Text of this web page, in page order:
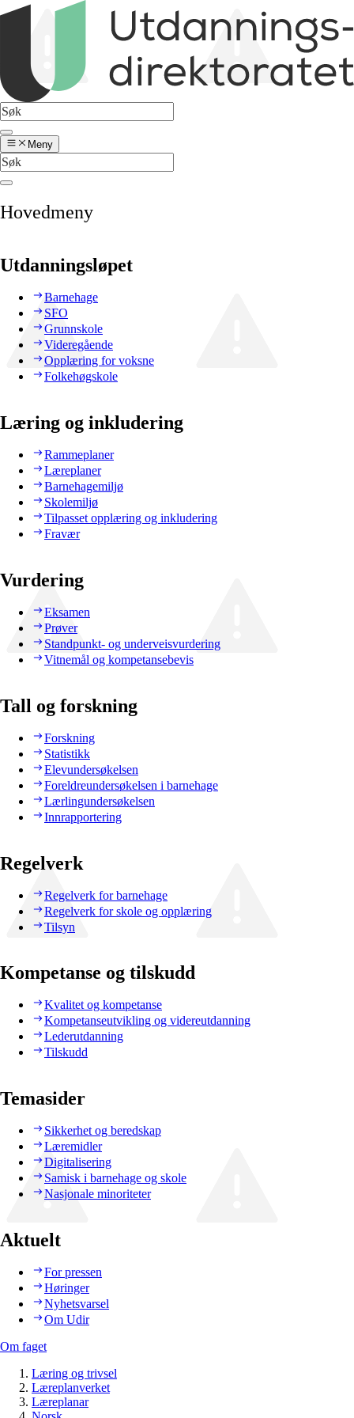
Meny
Hovedmeny
Utdanningsløpet
Barnehage
SFO
Grunnskole
Videregående
Opplæring for voksne
Folkehøgskole
Læring og inkludering
Rammeplaner
Læreplaner
Barnehagemiljø
Skolemiljø
Tilpasset opplæring og inkludering
Fravær
Vurdering
Eksamen
Prøver
Standpunkt- og underveisvurdering
Vitnemål og kompetansebevis
Tall og forskning
Forskning
Statistikk
Elevundersøkelsen
Foreldreundersøkelsen i barnehage
Lærlingundersøkelsen
Innrapportering
Regelverk
Regelverk for barnehage
Regelverk for skole og opplæring
Tilsyn
Kompetanse og tilskudd
Kvalitet og kompetanse
Kompetanseutvikling og videreutdanning
Lederutdanning
Tilskudd
Temasider
Sikkerhet og beredskap
Læremidler
Digitalisering
Samisk i barnehage og skole
Nasjonale minoriteter
Aktuelt
For pressen
Høringer
Nyhetsvarsel
Om Udir
Om faget
Læring og trivsel
Læreplanverket
Læreplanar